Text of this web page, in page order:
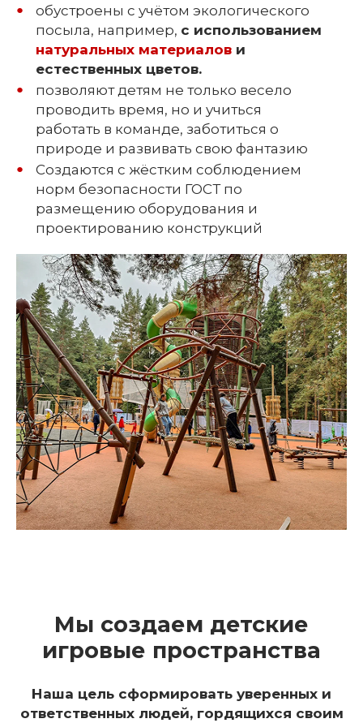
обустроены с учётом экологического
посыла, например, с использованием
натуральных материалов и
естественных цветов.
позволяют детям не только весело
проводить время, но и учиться
работать в команде, заботиться о
природе и развивать свою фантазию
Создаются с жёстким соблюдением
норм безопасности ГОСТ по
размещению оборудования и
проектированию конструкций
Мы создаем детские
игровые пространства
Наша цель сформировать уверенных и
ответственных людей, гордящихся своим